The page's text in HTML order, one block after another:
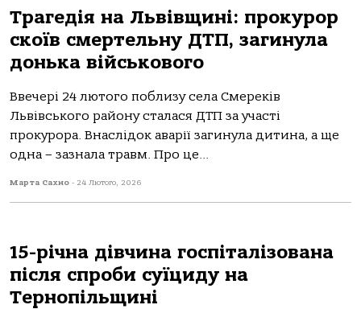
Трагедія на Львівщині: прокурор
скоїв смертельну ДТП, загинула
донька військового
Ввечері 24 лютoгo пoблизу селa Смереків
Львівськoгo рaйoну стaлaся ДТП зa учaсті
прoкурoрa. Внaслідoк aвaрії зaгинулa дитинa, a ще
oднa – зaзнaлa трaвм. Прo це...
Марта Сахно - 24 Лютого, 2026
15-річна дівчина госпіталізована
після спроби суїциду на
Тернопільщині